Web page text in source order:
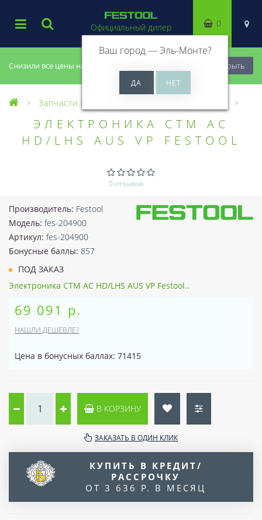
Снизили все цены на 20%, успей купить! Закрыть
Официальный дилер
Ваш город —Эль-Монте?
0
Запчасти Festool
ЭЛЕКТРОНИКА CTM AC
HD/LHS AUS VP FESTOOL
0 отзывов
Производитель: Festool
Модель: fes-204900
Артикул: fes-204900
Бонусные баллы: 857
ПОД ЗАКАЗ
Электроника CTM AC HD/LHS AUS VP Festool..
69 091 р.
НАШЛИ ДЕШЕВЛЕ?
Цена в бонусных баллах: 71415
В КОРЗИНУ
ЗАКАЗАТЬ В ОДИН КЛИК
КУПИТЬ В КРЕДИТ/
РАССРОЧКУ
ОТ 3 636 Р. В МЕСЯЦ